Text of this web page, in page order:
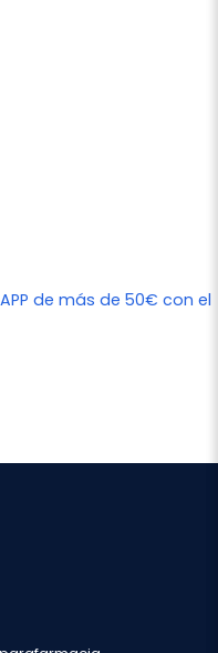
de más de 50€ con el